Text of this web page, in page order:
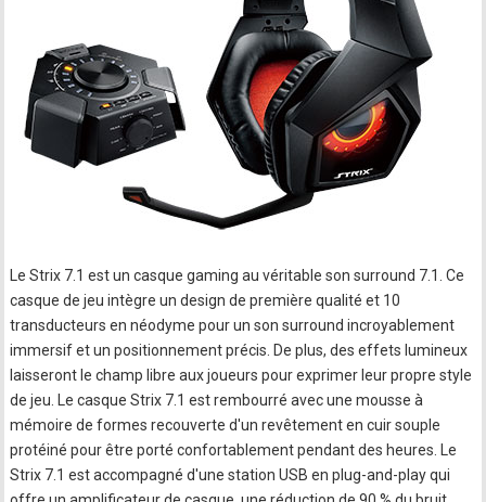
Le Strix 7.1 est un casque gaming au véritable son surround 7.1. Ce
casque de jeu intègre un design de première qualité et 10
transducteurs en néodyme pour un son surround incroyablement
immersif et un positionnement précis. De plus, des effets lumineux
laisseront le champ libre aux joueurs pour exprimer leur propre style
de jeu. Le casque Strix 7.1 est rembourré avec une mousse à
mémoire de formes recouverte d'un revêtement en cuir souple
protéiné pour être porté confortablement pendant des heures. Le
Strix 7.1 est accompagné d'une station USB en plug-and-play qui